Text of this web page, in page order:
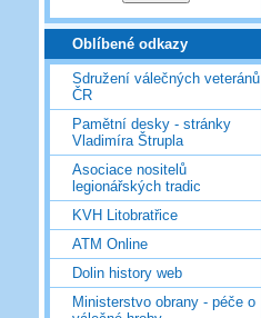
Oblíbené odkazy
Sdružení válečných veteránů
ČR
Pamětní desky - stránky
Vladimíra Štrupla
Asociace nositelů
legionářských tradic
KVH Litobratřice
ATM Online
Dolin history web
Ministerstvo obrany - péče o